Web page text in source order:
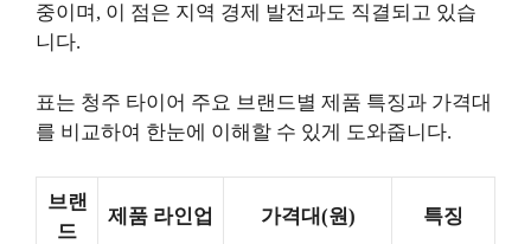
중이며, 이 점은 지역 경제 발전과도 직결되고 있습
니다.
표는 청주 타이어 주요 브랜드별 제품 특징과 가격대
를 비교하여 한눈에 이해할 수 있게 도와줍니다.
브랜
드
제품 라인업 가격대(원) 특징